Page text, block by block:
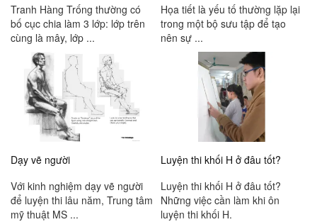
Tranh Hàng Trống thường có
bố cục chia làm 3 lớp: lớp trên
cùng là mây, lớp ...
Họa tiết là yếu tố thường lặp lại
trong một bộ sưu tập để tạo
nên sự ...
Dạy vẽ người
Với kinh nghiệm dạy vẽ người
để luyện thi lâu năm, Trung tâm
mỹ thuật MS ...
Luyện thi khối H ở đâu tốt?
Luyện thi khối H ở đâu tốt?
Những việc cần làm khi ôn
luyện thi khối H.